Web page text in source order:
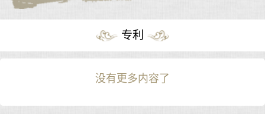
专利
没有更多内容了